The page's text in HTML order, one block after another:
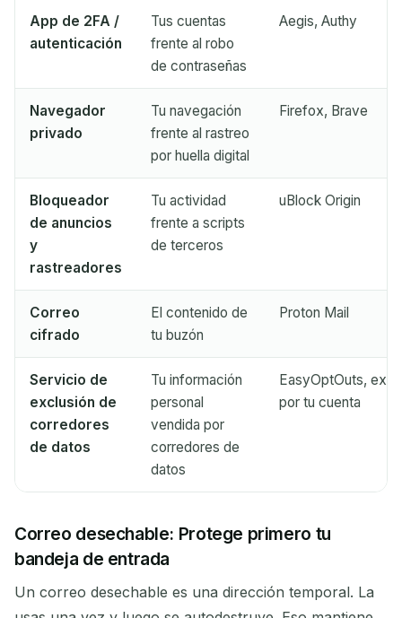
App de 2FA /
autenticación
Tus cuentas
frente al robo
de contraseñas
Aegis, Authy
Navegador
privado
Tu navegación
frente al rastreo
por huella digital
Firefox, Brave
Bloqueador
de anuncios
y
rastreadores
Tu actividad
frente a scripts
de terceros
uBlock Origin
Correo
cifrado
El contenido de
tu buzón
Proton Mail
Servicio de
exclusión de
corredores
de datos
Tu información
personal
vendida por
corredores de
datos
EasyOptOuts,
por tu cuenta
Correo desechable: Protege primero tu
bandeja de entrada
Un correo desechable es una dirección temporal. La